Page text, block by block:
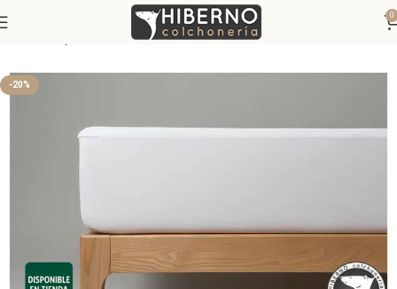
0
Ropa de Cama Protectores de colchón
-20%